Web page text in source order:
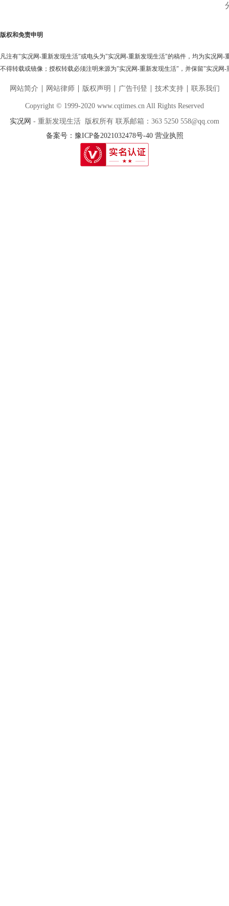
版权和免责申明
凡注有"实况网-重新发现生活"或电头为"实况网-重新发现生活"的稿件，均为实况网-
不得转载或镜像；授权转载必须注明来源为"实况网-重新发现生活"，并保留"实况网
网站简介 网站律师 版权声明 广告刊登 技术支持 联系我们
Copyright © 1999-2020 www.cqtimes.cn All Rights Reserved
实况网 - 重新发现生活 版权所有 联系邮箱：363 5250 558@qq.com
备案号：豫ICP备2021032478号-40 营业执照